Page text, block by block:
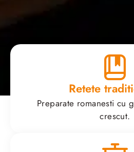
Retete
Preparate romanesti cu
crescut.